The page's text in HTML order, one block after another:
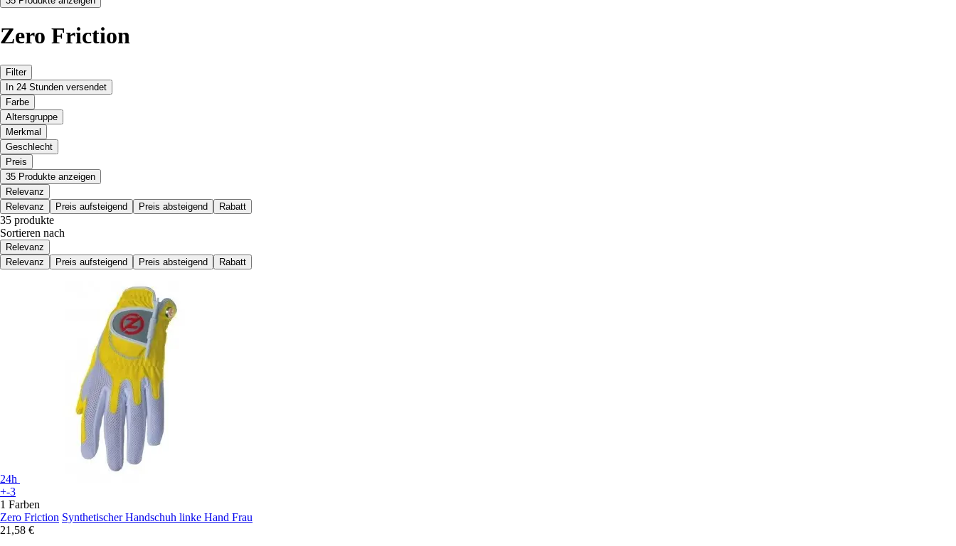
Zero Friction
Filter
In 24 Stunden versendet
Farbe
Altersgruppe
Merkmal
Geschlecht
Preis
35 Produkte anzeigen
Relevanz
Relevanz
Preis aufsteigend Preis absteigend Rabatt
35 produkte
Sortieren nach
Relevanz
Relevanz
Preis aufsteigend Preis absteigend Rabatt
24h
+-3
1 Farben
Zero Friction Synthetischer Handschuh linke Hand Frau
21,58 €